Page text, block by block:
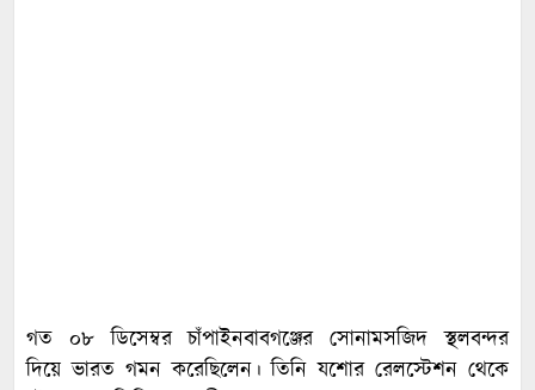
গত ০৮ ডিসেম্বর চাঁপাইনবাবগঞ্জের সোনামসজিদ স্থলবন্দর
দিয়ে ভারত গমন করেছিলেন। তিনি যশোর রেলস্টেশন থেকে